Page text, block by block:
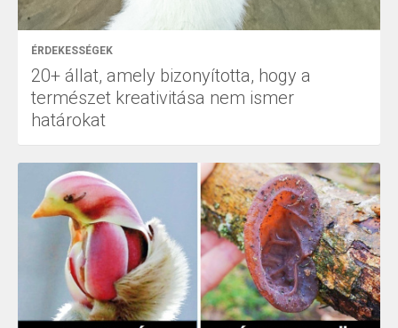
ÉRDEKESSÉGEK
20+ állat, amely bizonyította, hogy a
természet kreativitása nem ismer
határokat